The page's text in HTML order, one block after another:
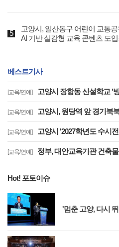
고양시, 일산동구 어린이 교통
AI 기반 실감형 교육 콘텐츠 도
베스트기사
[교육/연예] 고양시 장항동 신설학교 '방송영상
[교육/연예] 고양시, 원당역 앞 경기북북 AI캠퍼
[교육/연예] 고양시 '2027학년도 수시전략 입시
[교육/연예] 정부, 대안교육기관 건축물 용도 신
Hot! 포토이슈
'멈춘 고양, 다시